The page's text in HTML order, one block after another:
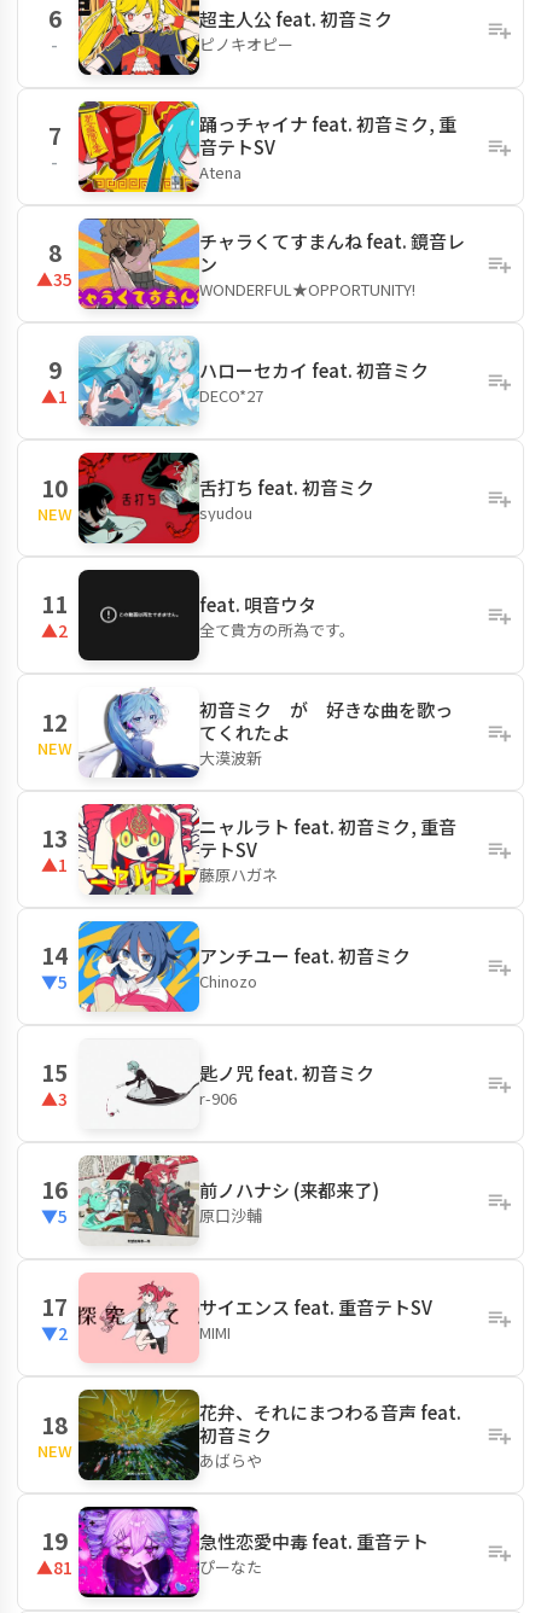
6
-
超主人公 feat. 初音ミク
ピノキオピー
7
-
踊っチャイナ feat. 初音ミク, 重
音テトSV
Atena
8
▲35
チャラくてすまんね feat. 鏡音レ
ン
WONDERFUL★OPPORTUNITY!
9
▲1
ハローセカイ feat. 初音ミク
DECO*27
10
NEW
舌打ち feat. 初音ミク
syudou
11
▲2
feat. 唄音ウタ
全て貴方の所為です。
12
NEW
初音ミク が 好きな曲を歌っ
てくれたよ
大漠波新
13
▲1
ニャルラト feat. 初音ミク, 重音
テトSV
藤原ハガネ
14
▼5
アンチユー feat. 初音ミク
Chinozo
15
▲3
匙ノ咒 feat. 初音ミク
r-906
16
▼5
前ノハナシ (来都来了)
原口沙輔
17
▼2
サイエンス feat. 重音テトSV
MIMI
18
NEW
花弁、それにまつわる音声 feat.
初音ミク
あばらや
19
▲81
急性恋愛中毒 feat. 重音テト
ぴーなた